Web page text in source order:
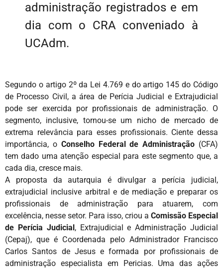
administração registrados e em
dia com o CRA conveniado à
UCAdm.
Segundo o artigo 2º da Lei 4.769 e do artigo 145 do Código
de Processo Civil, a área de Perícia Judicial e Extrajudicial
pode ser exercida por profissionais de administração. O
segmento, inclusive, tornou-se um nicho de mercado de
extrema relevância para esses profissionais. Ciente dessa
importância, o Conselho Federal de Administração (CFA)
tem dado uma atenção especial para este segmento que, a
cada dia, cresce mais.
A proposta da autarquia é divulgar a perícia judicial,
extrajudicial inclusive arbitral e de mediação e preparar os
profissionais de administração para atuarem, com
excelência, nesse setor. Para isso, criou a Comissão Especial
de Perícia Judicial , Extrajudicial e Administração Judicial
(Cepaj), que é Coordenada pelo Administrador Francisco
Carlos Santos de Jesus e formada por profissionais de
administração especialista em Pericias. Uma das ações